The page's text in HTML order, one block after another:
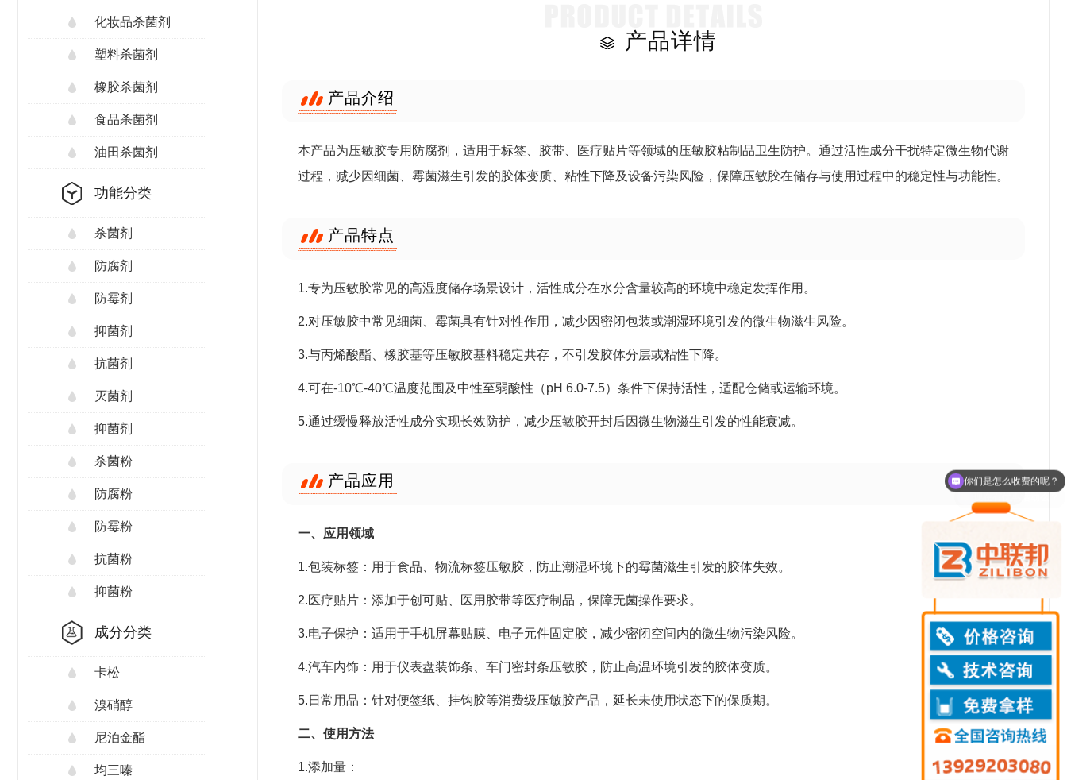
化妆品杀菌剂
塑料杀菌剂
橡胶杀菌剂
食品杀菌剂
油田杀菌剂
功能分类
杀菌剂
防腐剂
防霉剂
抑菌剂
抗菌剂
灭菌剂
抑菌剂
杀菌粉
防腐粉
防霉粉
抗菌粉
抑菌粉
成分分类
卡松
溴硝醇
尼泊金酯
均三嗪
产品详情
产品介绍
本产品为压敏胶专用防腐剂，适用于标签、胶带、医疗贴片等领域的压敏胶粘制品卫生防护。通过活性成分干扰特定微生物代谢
过程，减少因细菌、霉菌滋生引发的胶体变质、粘性下降及设备污染风险，保障压敏胶在储存与使用过程中的稳定性与功能性。
产品特点
1.专为压敏胶常见的高湿度储存场景设计，活性成分在水分含量较高的环境中稳定发挥作用。
2.对压敏胶中常见细菌、霉菌具有针对性作用，减少因密闭包装或潮湿环境引发的微生物滋生风险。
3.与丙烯酸酯、橡胶基等压敏胶基料稳定共存，不引发胶体分层或粘性下降。
4.可在-10℃-40℃温度范围及中性至弱酸性（pH 6.0-7.5）条件下保持活性，适配仓储或运输环境。
5.通过缓慢释放活性成分实现长效防护，减少压敏胶开封后因微生物滋生引发的性能衰减。
产品应用
一、应用领域
1.包装标签：用于食品、物流标签压敏胶，防止潮湿环境下的霉菌滋生引发的胶体失效。
2.医疗贴片：添加于创可贴、医用胶带等医疗制品，保障无菌操作要求。
3.电子保护：适用于手机屏幕贴膜、电子元件固定胶，减少密闭空间内的微生物污染风险。
4.汽车内饰：用于仪表盘装饰条、车门密封条压敏胶，防止高温环境引发的胶体变质。
5.日常用品：针对便签纸、挂钩胶等消费级压敏胶产品，延长未使用状态下的保质期。
二、使用方法
1.添加量：
现在有优惠活动么？